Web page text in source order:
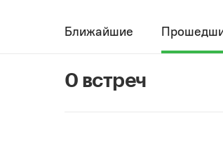
Ближайшие
0 встреч